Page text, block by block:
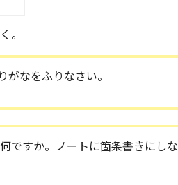
。
なをふりなさい。
ですか。ノートに箇条書きにしな